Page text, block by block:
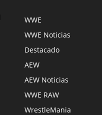
WWE
WWE Noticias
Destacado
AEW
AEW Noticias
WWE RAW
WrestleMania